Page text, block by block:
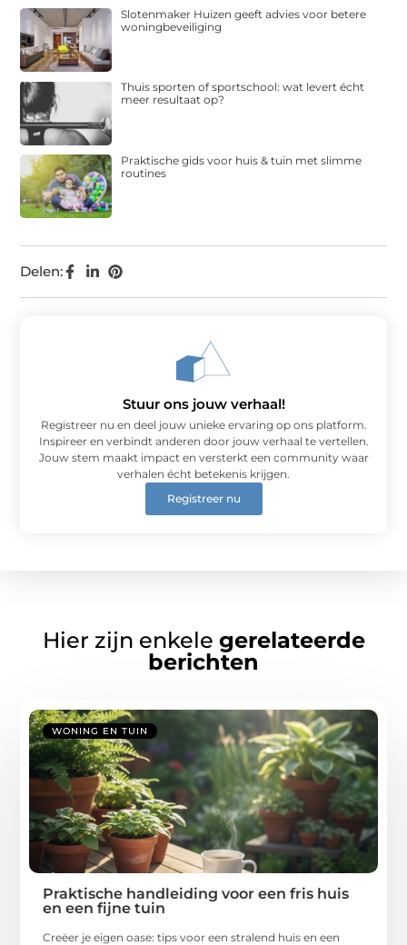
Delen:
Slotenmaker Huizen geeft advies voor betere
woningbeveiliging
Thuis sporten of sportschool: wat levert écht
meer resultaat op?
Praktische gids voor huis & tuin met slimme
routines
Stuur ons jouw verhaal!
Registreer nu en deel jouw unieke ervaring op ons platform.
Inspireer en verbindt anderen door jouw verhaal te vertellen.
Jouw stem maakt impact en versterkt een community waar
verhalen écht betekenis krijgen.
Registreer nu
Hier zijn enkele gerelateerde
berichten
WONING EN TUIN
Praktische handleiding voor een fris huis
en een fijne tuin
Creëer je eigen oase: tips voor een stralend huis en een